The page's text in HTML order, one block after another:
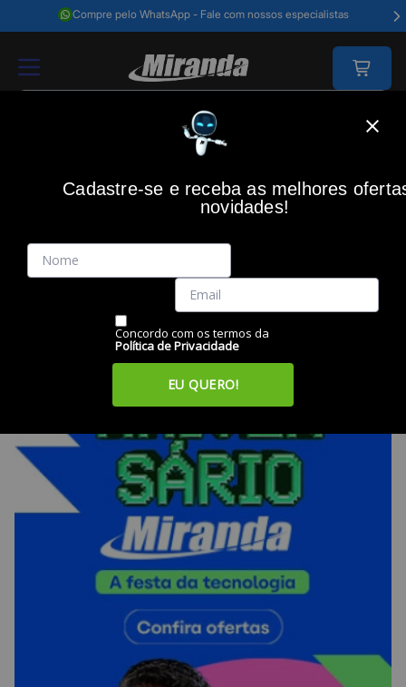
Compre pelo WhatsApp - Fale com nossos especialistas
ENERGIA - DIVERSOS
Cadastre-se e receba as melhores
novidades!
Concordo com os termos da
Política de Privacidade
EU QUERO!